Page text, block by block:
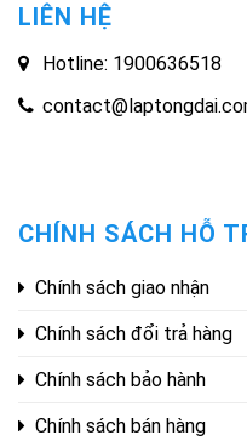
LIÊN HỆ
Hotline: 1900636518
CHÍNH SÁCH HỖ
Chính sách giao nhận
Chính sách đổi trả hàng
Chính sách bảo hành
Chính sách bán hàng